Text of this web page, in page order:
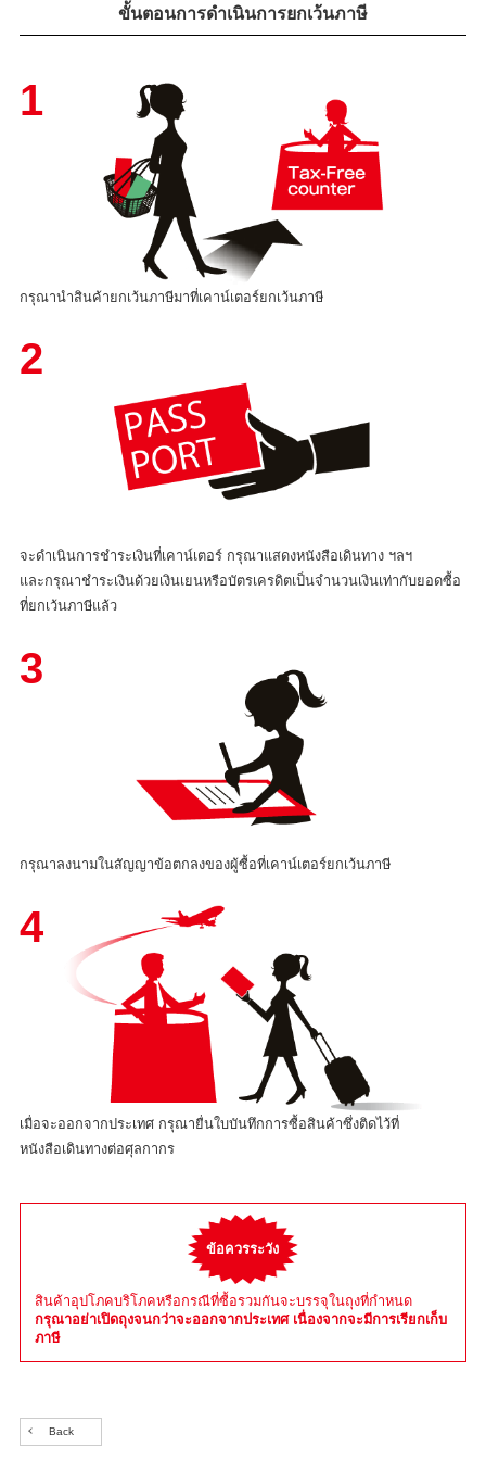
ขั้นตอนการดำเนินการยกเว้นภาษี
1
กรุณานำสินค้ายกเว้นภาษีมาที่เคาน์เตอร์ยกเว้นภาษี
2
จะดำเนินการชำระเงินที่เคาน์เตอร์ กรุณาแสดงหนังสือเดินทาง ฯลฯ
และกรุณาชำระเงินด้วยเงินเยนหรือบัตรเครดิตเป็นจำนวนเงินเท่ากับยอดซื้อ
ที่ยกเว้นภาษีแล้ว
3
กรุณาลงนามในสัญญาข้อตกลงของผู้ซื้อที่เคาน์เตอร์ยกเว้นภาษี
4
เมื่อจะออกจากประเทศ กรุณายื่นใบบันทึกการซื้อสินค้าซึ่งติดไว้ที่
หนังสือเดินทางต่อศุลกากร
ข้อควรระวัง
สินค้าอุปโภคบริโภคหรือกรณีที่ซื้อรวมกันจะบรรจุในถุงที่กำหนด
กรุณาอย่าเปิดถุงจนกว่าจะออกจากประเทศ เนื่องจากจะมีการเรียกเก็บ
ภาษี
Back